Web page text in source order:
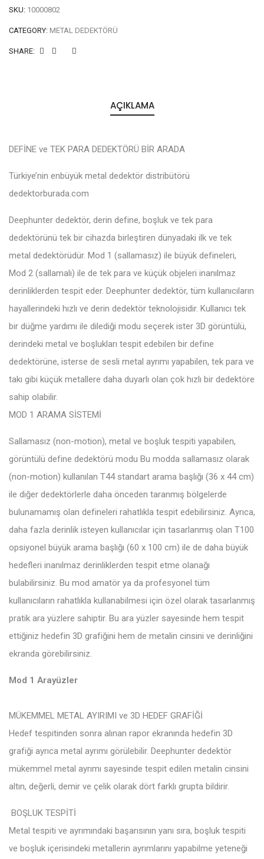
SKU: 10000802
CATEGORY: METAL DEDEKTÖRÜ
SHARE:
AÇIKLAMA
DEFİNE ve TEK PARA DEDEKTÖRÜ BİR ARADA
Türkiye’nin enbüyük metal dedektör distribütörü
dedektorburada.com
Deephunter dedektör, derin define, boşluk ve tek para
dedektörünü tek bir cihazda birleştiren dünyadaki ilk ve tek
metal dedektörüdür. Mod 1 (sallamasız) ile büyük defineleri,
Mod 2 (sallamalı) ile de tek para ve küçük objeleri inanılmaz
derinliklerden tespit eder. Deephunter dedektör, tüm kullanıcıların
hayallerindeki hızlı ve derin dedektör teknolojisidir. Kullanıcı tek
bir düğme yardımı ile dilediği modu seçerek ister 3D görüntülü,
derindeki metal ve boşlukları tespit edebilen bir define
dedektörüne, isterse de sesli metal ayrımı yapabilen, tek para ve
takı gibi küçük metallere daha duyarlı olan çok hızlı bir dedektöre
sahip olabilir.
MOD 1 ARAMA SİSTEMİ
Sallamasız (non-motion), metal ve boşluk tespiti yapabilen,
görüntülü define dedektörü modu Bu modda sallamasız olarak
(non-motion) kullanılan T44 standart arama başlığı (36 x 44 cm)
ile diğer dedektörlerle daha önceden taranmış bölgelerde
bulunamamış olan defineleri rahatlıkla tespit edebilirsiniz. Ayrıca,
daha fazla derinlik isteyen kullanıcılar için tasarlanmış olan T100
opsiyonel büyük arama başlığı (60 x 100 cm) ile de daha büyük
hedefleri inanılmaz derinliklerden tespit etme olanağı
bulabilirsiniz. Bu mod amatör ya da profesyonel tüm
kullanıcıların rahatlıkla kullanabilmesi için özel olarak tasarlanmış
pratik ara yüzlere sahiptir. Bu ara yüzler sayesinde hem tespit
ettiğiniz hedefin 3D grafiğini hem de metalin cinsini ve derinliğini
ekranda görebilirsiniz.
Mod 1 Arayüzler
MÜKEMMEL METAL AYIRIMI ve 3D HEDEF GRAFİĞİ
Hedef tespitinden sonra alınan rapor ekranında hedefin 3D
grafiği ayrıca metal ayrımı görülebilir. Deephunter dedektör
mükemmel metal ayrımı sayesinde tespit edilen metalin cinsini
altın, değerli, demir ve çelik olarak dört farklı grupta bildirir.
BOŞLUK TESPİTİ
Metal tespiti ve ayrımındaki başarısının yanı sıra, boşluk tespiti
ve boşluk içerisindeki metallerin ayrımlarını yapabilme yeteneği